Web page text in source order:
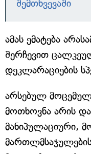
შემთხვევაში
ამას ემატება
შერჩევით
დეკლარაციების
არსებულ
მოთხოვნა არის
მანიპულაციური,